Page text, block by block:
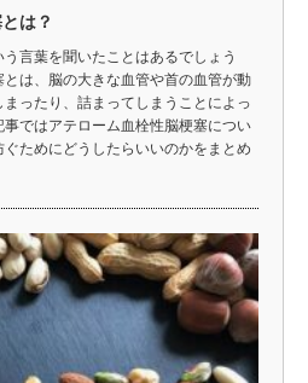
は？
言葉を聞いたことはあるでしょう
は、脳の大きな血管や首の血管が動
ったり、詰まってしまうことによっ
ではアテローム血栓性脳梗塞につい
ためにどうしたらいいのかをまとめ